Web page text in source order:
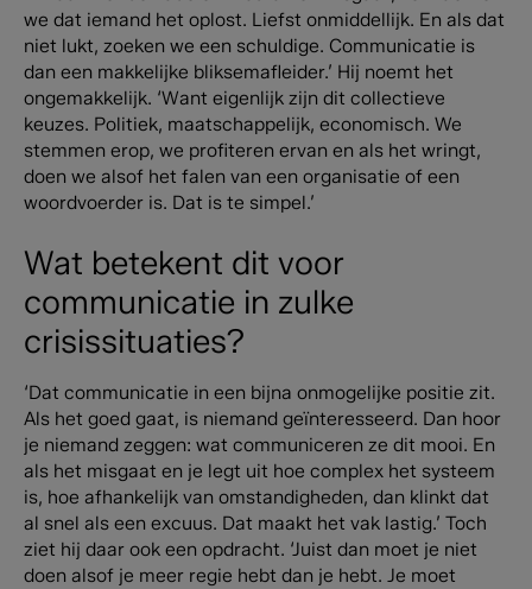
we dat iemand het oplost. Liefst onmiddellijk. En als dat
niet lukt, zoeken we een schuldige. Communicatie is
dan een makkelijke bliksemafleider.’ Hij noemt het
ongemakkelijk. ‘Want eigenlijk zijn dit collectieve
keuzes. Politiek, maatschappelijk, economisch. We
stemmen erop, we profiteren ervan en als het wringt,
doen we alsof het falen van een organisatie of een
woordvoerder is. Dat is te simpel.’
Wat betekent dit voor
communicatie in zulke
crisissituaties?
‘Dat communicatie in een bijna onmogelijke positie zit.
Als het goed gaat, is niemand geïnteresseerd. Dan hoor
je niemand zeggen: wat communiceren ze dit mooi. En
als het misgaat en je legt uit hoe complex het systeem
is, hoe afhankelijk van omstandigheden, dan klinkt dat
al snel als een excuus. Dat maakt het vak lastig.’ Toch
ziet hij daar ook een opdracht. ‘Juist dan moet je niet
doen alsof je meer regie hebt dan je hebt. Je moet